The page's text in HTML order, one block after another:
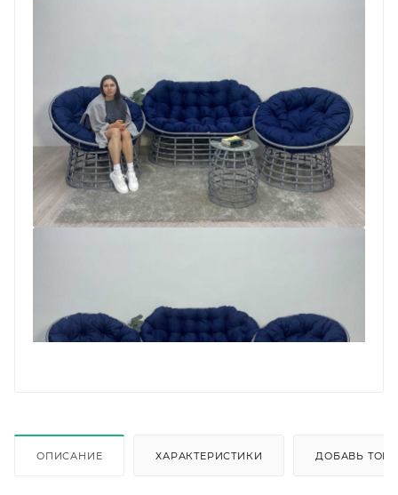
ОПИСАНИЕ ХАРАКТЕРИСТИКИ ДОБАВЬ